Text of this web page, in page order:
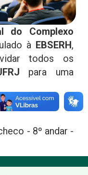
do Complexo
à EBSERH,
todos os
para uma
- 8º andar -